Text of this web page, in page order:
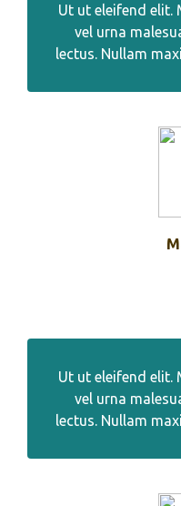
Ut ut eleifend
vel urna
lectus. Nullam
Ut ut eleifend
vel urna
lectus. Nullam